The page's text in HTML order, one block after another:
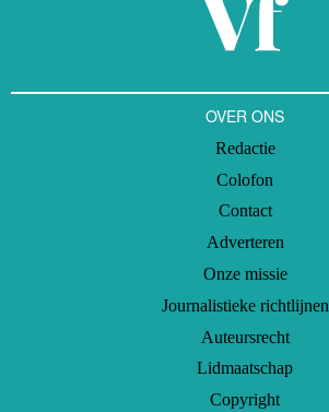
OVER ONS
Redactie
Colofon
Contact
Adverteren
Onze missie
Journalistieke richtlijnen
Auteursrecht
Lidmaatschap
Copyright